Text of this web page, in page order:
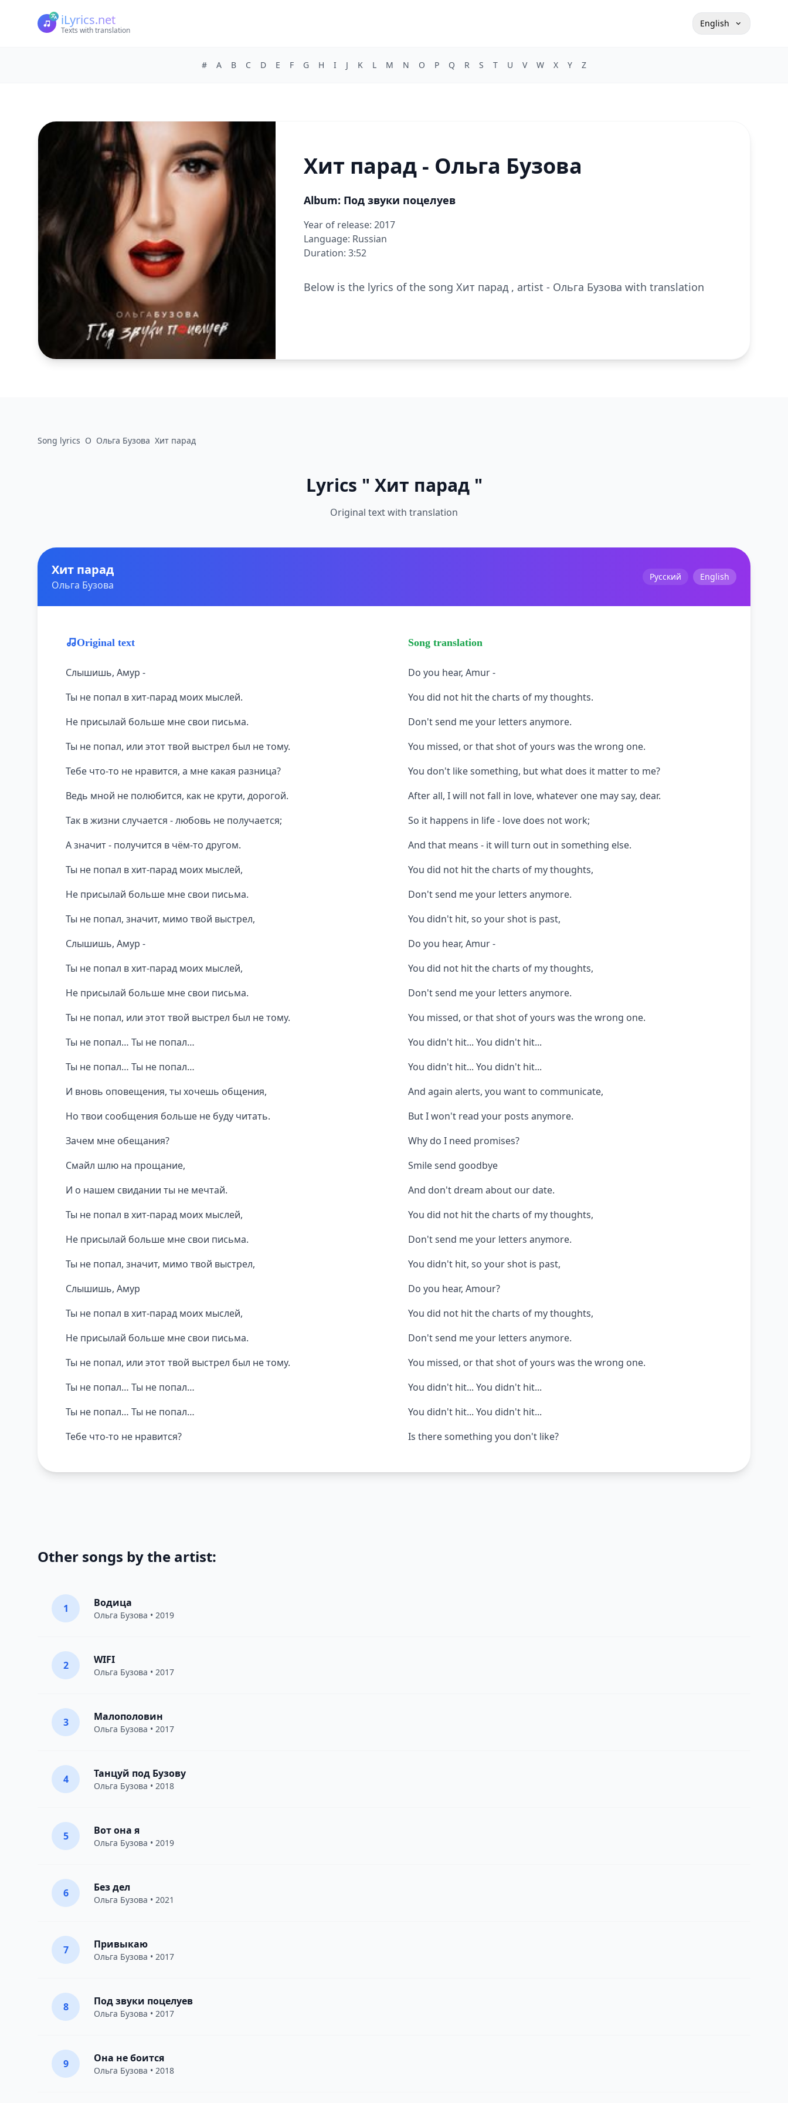
iLyrics.net
Texts with translation
English
# A B C D E F G H I J K L M N O P Q R S T U V W X Y Z
Хит парад - Ольга Бузова
Album: Под звуки поцелуев
Year of release: 2017
Language: Russian
Duration: 3:52
Below is the lyrics of the song Хит парад , artist - Ольга Бузова with translation
Song lyrics О Ольга Бузова Хит парад
Lyrics " Хит парад "
Original text with translation
Хит парад
Ольга Бузова
Русский English
Original text
Слышишь, Амур -
Ты не попал в хит-парад моих мыслей.
Не присылай больше мне свои письма.
Ты не попал, или этот твой выстрел был не тому.
Тебе что-то не нравится, а мне какая разница?
Ведь мной не полюбится, как не крути, дорогой.
Так в жизни случается - любовь не получается;
А значит - получится в чём-то другом.
Ты не попал в хит-парад моих мыслей,
Не присылай больше мне свои письма.
Ты не попал, значит, мимо твой выстрел,
Слышишь, Амур -
Ты не попал в хит-парад моих мыслей,
Не присылай больше мне свои письма.
Ты не попал, или этот твой выстрел был не тому.
Ты не попал… Ты не попал…
Ты не попал… Ты не попал…
И вновь оповещения, ты хочешь общения,
Но твои сообщения больше не буду читать.
Зачем мне обещания?
Смайл шлю на прощание,
И о нашем свидании ты не мечтай.
Ты не попал в хит-парад моих мыслей,
Не присылай больше мне свои письма.
Ты не попал, значит, мимо твой выстрел,
Слышишь, Амур
Ты не попал в хит-парад моих мыслей,
Не присылай больше мне свои письма.
Ты не попал, или этот твой выстрел был не тому.
Ты не попал… Ты не попал…
Ты не попал… Ты не попал…
Тебе что-то не нравится?
Song translation
Do you hear, Amur -
You did not hit the charts of my thoughts.
Don't send me your letters anymore.
You missed, or that shot of yours was the wrong one.
You don't like something, but what does it matter to me?
After all, I will not fall in love, whatever one may say, dear.
So it happens in life - love does not work;
And that means - it will turn out in something else.
You did not hit the charts of my thoughts,
Don't send me your letters anymore.
You didn't hit, so your shot is past,
Do you hear, Amur -
You did not hit the charts of my thoughts,
Don't send me your letters anymore.
You missed, or that shot of yours was the wrong one.
You didn't hit... You didn't hit...
You didn't hit... You didn't hit...
And again alerts, you want to communicate,
But I won't read your posts anymore.
Why do I need promises?
Smile send goodbye
And don't dream about our date.
You did not hit the charts of my thoughts,
Don't send me your letters anymore.
You didn't hit, so your shot is past,
Do you hear, Amour?
You did not hit the charts of my thoughts,
Don't send me your letters anymore.
You missed, or that shot of yours was the wrong one.
You didn't hit... You didn't hit...
You didn't hit... You didn't hit...
Is there something you don't like?
Other songs by the artist:
1 Водица
Ольга Бузова • 2019
2 WIFI
Ольга Бузова • 2017
3 Малополовин
Ольга Бузова • 2017
4 Танцуй под Бузову
Ольга Бузова • 2018
5 Вот она я
Ольга Бузова • 2019
6 Без дел
Ольга Бузова • 2021
7 Привыкаю
Ольга Бузова • 2017
8 Под звуки поцелуев
Ольга Бузова • 2017
9 Она не боится
Ольга Бузова • 2018